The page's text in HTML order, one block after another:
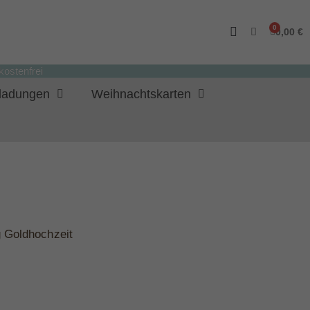
0,00 €
Weihnachtskarten
Goldhochzeit